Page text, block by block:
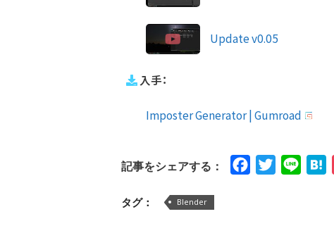
Update v0.05
入手：
Imposter Generator | Gumroad
記事をシェアする： FacebookTwitterLine
タグ： Blender